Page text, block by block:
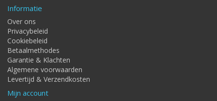
Informatie
Over ons
Privacybeleid
Cookiebeleid
Betaalmethodes
Garantie & Klachten
Algemene voorwaarden
Levertijd & Verzendkosten
Mijn account